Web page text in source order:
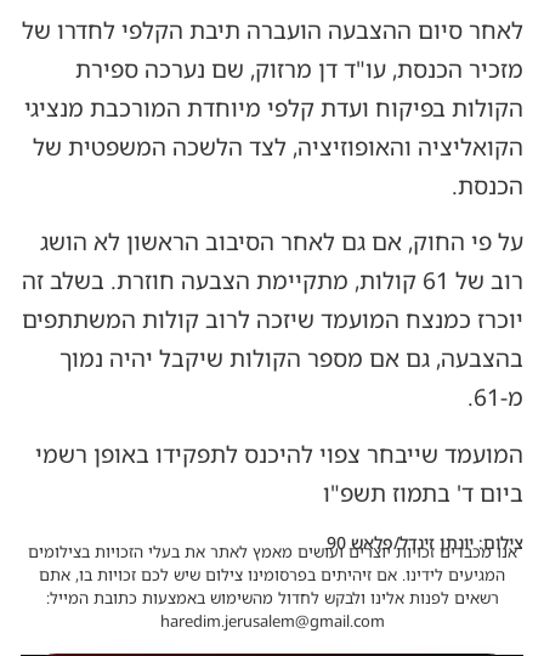
לאחר סיום ההצבעה הועברה תיבת הקלפי לחדרו של
מזכיר הכנסת, עו"ד דן מרזוק, שם נערכה ספירת
הקולות בפיקוח ועדת קלפי מיוחדת המורכבת מנציגי
הקואליציה והאופוזיציה, לצד הלשכה המשפטית של
הכנסת.
על פי החוק, אם גם לאחר הסיבוב הראשון לא הושג
רוב של 61 קולות, מתקיימת הצבעה חוזרת. בשלב זה
יוכרז כמנצח המועמד שיזכה לרוב קולות המשתתפים
בהצבעה, גם אם מספר הקולות שיקבל יהיה נמוך
מ-61.
המועמד שייבחר צפוי להיכנס לתפקידו באופן רשמי
ביום ד' בתמוז תשפ"ו
צילום: יונתן זינדל/פלאש 90
אנו מכבדים זכויות יוצרים ועושים מאמץ לאתר את בעלי הזכויות בצילומים
המגיעים לידינו. אם זיהיתים בפרסומינו צילום שיש לכם זכויות בו, אתם
רשאים לפנות אלינו ולבקש לחדול מהשימוש באמצעות כתובת המייל:
haredim.jerusalem@gmail.com